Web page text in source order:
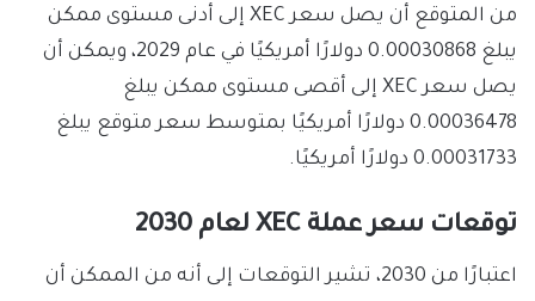
من المتوقع أن يصل سعر XEC إلى أدنى مستوى ممكن
يبلغ 0.00030868 دولارًا أمريكيًا في عام 2029، ويمكن أن
يصل سعر XEC إلى أقصى مستوى ممكن يبلغ
0.00036478 دولارًا أمريكيًا بمتوسط ​​سعر متوقع يبلغ
0.00031733 دولارًا أمريكيًا.
توقعات سعر عملة XEC لعام 2030
اعتبارًا من 2030، تشير التوقعات إلى أنه من الممكن أن